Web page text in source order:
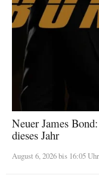
Neuer James
dieses Jahr
August 6, 2026 bis 16:05 Uhr